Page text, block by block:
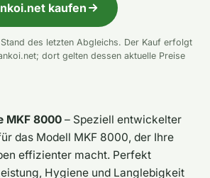
kaufen
des letzten Abgleichs. Der Kauf erfolgt
dort gelten dessen aktuelle Preise
MKF 8000 – Speziell entwickelter
das Modell MKF 8000, der Ihre
effizienter macht. Perfekt
Hygiene und Langlebigkeit